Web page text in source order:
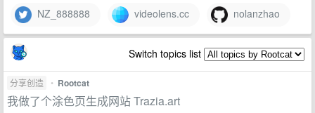
NZ_888888 videolens.cc nolanzhao
Switch topics list
分享创造 • Rootcat
我做了个涂色页生成网站 Trazia.art